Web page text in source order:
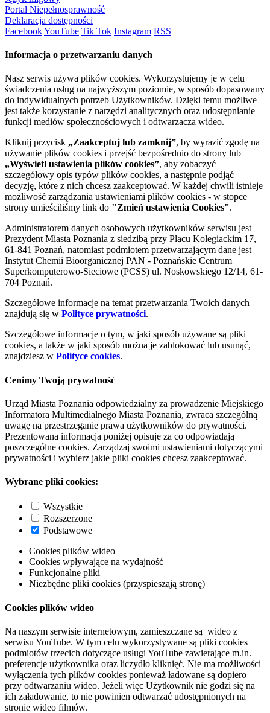
Portal Niepełnosprawność
Deklaracja dostępności
FacebookYouTube Tik Tok Instagram RSS
Informacja o przetwarzaniu danych
Nasz serwis używa plików cookies. Wykorzystujemy je w celu
świadczenia usług na najwyższym poziomie, w sposób dopasowany
do indywidualnych potrzeb Użytkowników. Dzięki temu możliwe
jest także korzystanie z narzędzi analitycznych oraz udostępnianie
funkcji mediów społecznościowych i odtwarzacza wideo.
Kliknij przycisk „Zaakceptuj lub zamknij”, by wyrazić zgodę na
używanie plików cookies i przejść bezpośrednio do strony lub
„Wyświetl ustawienia plików cookies”, aby zobaczyć
szczegółowy opis typów plików cookies, a następnie podjąć
decyzję, które z nich chcesz zaakceptować. W każdej chwili istnieje
możliwość zarządzania ustawieniami plików cookies - w stopce
strony umieściliśmy link do "Zmień ustawienia Cookies".
Administratorem danych osobowych użytkowników serwisu jest
Prezydent Miasta Poznania z siedzibą przy Placu Kolegiackim 17,
61-841 Poznań, natomiast podmiotem przetwarzającym dane jest
Instytut Chemii Bioorganicznej PAN - Poznańskie Centrum
Superkomputerowo-Sieciowe (PCSS) ul. Noskowskiego 12/14, 61-
704 Poznań.
Szczegółowe informacje na temat przetwarzania Twoich danych
znajdują się w Polityce prywatności.
Szczegółowe informacje o tym, w jaki sposób używane są pliki
cookies, a także w jaki sposób można je zablokować lub usunąć,
znajdziesz w Polityce cookies.
Cenimy Twoją prywatność
Urząd Miasta Poznania odpowiedzialny za prowadzenie Miejskiego
Informatora Multimedialnego Miasta Poznania, zwraca szczególną
uwagę na przestrzeganie prawa użytkowników do prywatności.
Prezentowana informacja poniżej opisuje za co odpowiadają
poszczególne cookies. Zarządzaj swoimi ustawieniami dotyczącymi
prywatności i wybierz jakie pliki cookies chcesz zaakceptować.
Wybrane pliki cookies:
Wszystkie
Rozszerzone
Podstawowe
Cookies plików wideo
Cookies wpływające na wydajność
Funkcjonalne pliki
Niezbędne pliki cookies (przyspieszają stronę)
Cookies plików wideo
Na naszym serwisie internetowym, zamieszczane są wideo z
serwisu YouTube. W tym celu wykorzystywane są pliki cookies
podmiotów trzecich dotyczące usługi YouTube zawierające m.in.
preferencje użytkownika oraz liczydło kliknięć. Nie ma możliwości
wyłączenia tych plików cookies ponieważ ładowane są dopiero
przy odtwarzaniu wideo. Jeżeli więc Użytkownik nie godzi się na
ich załadowanie, to nie powinien odtwarzać udostępnionych na
stronie wideo filmów.